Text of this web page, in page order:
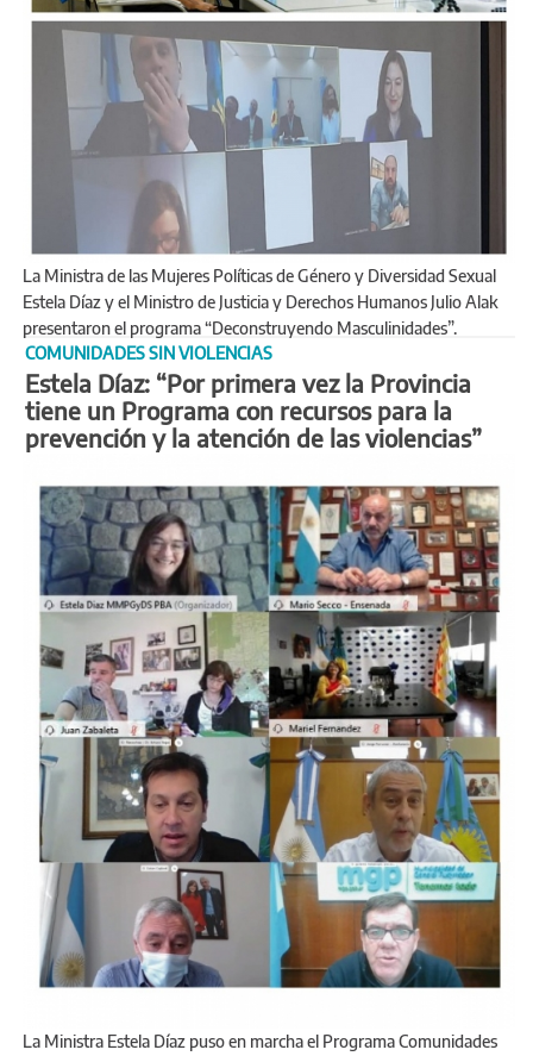
La Ministra de las Mujeres Políticas de Género y Diversidad Sexual
Estela Díaz y el Ministro de Justicia y Derechos Humanos Julio Alak
presentaron el programa “Deconstruyendo Masculinidades”.
COMUNIDADES SIN VIOLENCIAS
Estela Díaz: “Por primera vez la Provincia
tiene un Programa con recursos para la
prevención y la atención de las violencias”
La Ministra Estela Díaz puso en marcha el Programa Comunidades